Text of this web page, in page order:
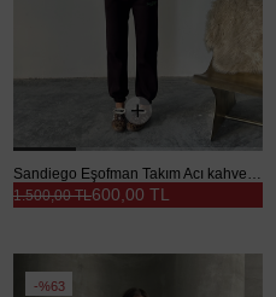
600,00 TL
1.500,00 TL
%63